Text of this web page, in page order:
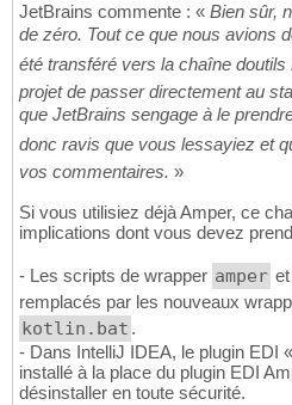
JetBrains commente : « Bien sûr,
de zéro. Tout ce que nous avions
été transféré vers la chaîne
projet de passer directement au
que JetBrains sengage à le
donc ravis que vous lessayiez et
vos commentaires. »
Si vous utilisiez déjà Amper, ce
implications dont vous devez
- Les scripts de wrapper amper et
remplacés par les nouveaux
kotlin.bat .
- Dans IntelliJ IDEA, le plugin EDI
installé à la place du plugin EDI
désinstaller en toute sécurité.